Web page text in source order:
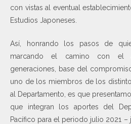
con vistas al eventual
Estudios Japoneses.
Así, honrando los pasos de
marcando el camino con el
generaciones, base del
uno de los miembros de los
al Departamento, es que
que integran los aportes del
Pacífico para el periodo julio 2021 –